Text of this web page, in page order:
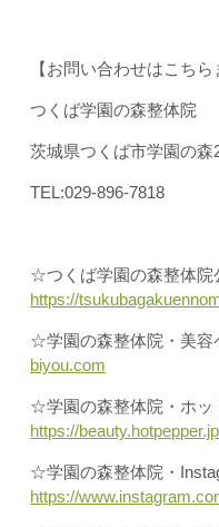
【お問い合わせはこちら
つくば学園の森整体院
茨城県つくば市学園の
TEL:029-896-7818
☆つくば学園の森整体
https://
☆学園の森整体院・美
biyou.com
☆学園の森整体院・ホ
https://
☆学園の森整体院・
https://